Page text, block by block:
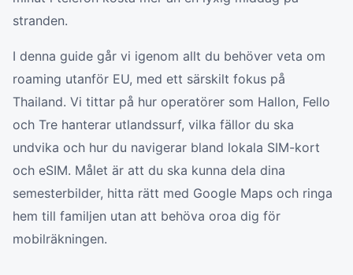
stranden.
I denna guide går vi igenom allt du behöver veta om
roaming utanför EU, med ett särskilt fokus på
Thailand. Vi tittar på hur operatörer som Hallon, Fello
och Tre hanterar utlandssurf, vilka fällor du ska
undvika och hur du navigerar bland lokala SIM-kort
och eSIM. Målet är att du ska kunna dela dina
semesterbilder, hitta rätt med Google Maps och ringa
hem till familjen utan att behöva oroa dig för
mobilräkningen.